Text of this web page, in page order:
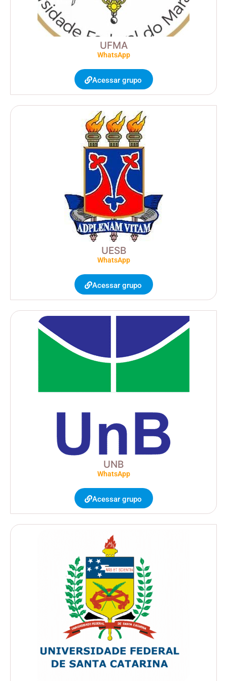
UFMA
WhatsApp
Acessar grupo
UESB
WhatsApp
Acessar grupo
UNB
WhatsApp
Acessar grupo